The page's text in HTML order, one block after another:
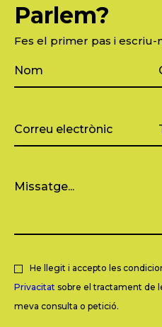
Parlem?
Fes el primer pas i escriu-
He llegit i accepto les
Privacitat sobre el tractament de
meva consulta o petició.